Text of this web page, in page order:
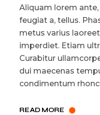
Aliquam lorem ante,
feugiat a, tellus.
metus varius
imperdiet. Etiam
Curabitur
dui maecenas
condimentum
READ MORE